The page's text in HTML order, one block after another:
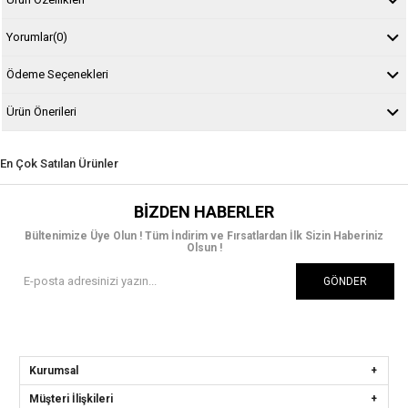
Yorumlar(0)
Ödeme Seçenekleri
Ürün Önerileri
En Çok Satılan Ürünler
BIZDEN HABERLER
Bültenimize Üye Olun ! Tüm İndirim ve Fırsatlardan İlk Sizin Haberiniz
Olsun !
GÖNDER
Kurumsal
Müşteri İlişkileri